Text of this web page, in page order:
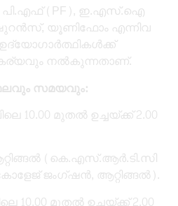
പി.എഫ് (PF), ഇ.എസ്.ഐ
യൂണിഫോം എന്നിവ
നൽകുന്നതാണ്.
സമയവും:
10.00 മുതൽ ഉച്ചയ്ക്ക് 2.00
(കെ.എസ്.ആർ.ടി.സി
ജംഗ്ഷൻ, ആറ്റിങ്ങൽ).